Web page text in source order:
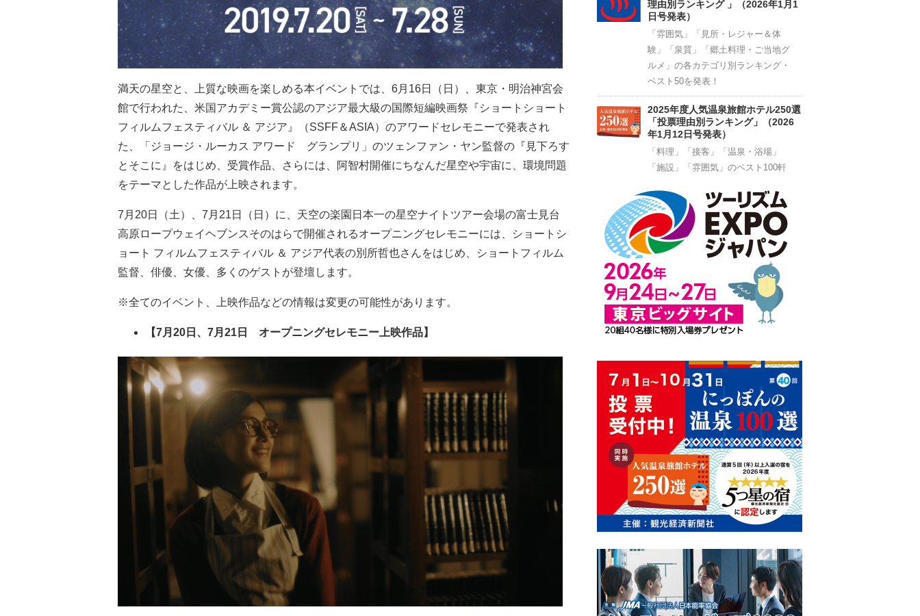
満天の星空と、上質な映画を楽しめる本イベントでは、6月16日（日）、東京・明治神宮会
館で行われた、米国アカデミー賞公認のアジア最大級の国際短編映画祭『ショートショート
フィルムフェスティバル ＆ アジア』（SSFF＆ASIA）のアワードセレモニーで発表され
た、「ジョージ・ルーカス アワード グランプリ」のツェンファン・ヤン監督の『見下ろす
とそこに』をはじめ、受賞作品、さらには、阿智村開催にちなんだ星空や宇宙に、環境問題
をテーマとした作品が上映されます。
7月20日（土）、7月21日（日）に、天空の楽園日本一の星空ナイトツアー会場の富士見台
高原ロープウェイヘブンスそのはらで開催されるオープニングセレモニーには、ショートシ
ョート フィルムフェスティバル ＆ アジア代表の別所哲也さんをはじめ、ショートフィルム
監督、俳優、女優、多くのゲストが登壇します。
※全てのイベント、上映作品などの情報は変更の可能性があります。
【7月20日、7月21日 オープニングセレモニー上映作品】
理由別ランキング 」（2026年1月1
日号発表）
「雰囲気」「見所・レジャー＆体
験」「泉質」「郷土料理・ご当地グ
ルメ」の各カテゴリ別ランキング・
ベスト50を発表！
2025年度人気温泉旅館ホテル250選
「投票理由別ランキング」（2026
年1月12日号発表）
「料理」「接客」「温泉・浴場」
「施設」「雰囲気」のベスト100軒